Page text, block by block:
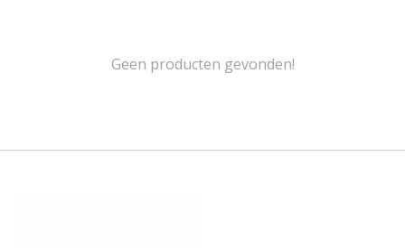
Geen producten gevonden!